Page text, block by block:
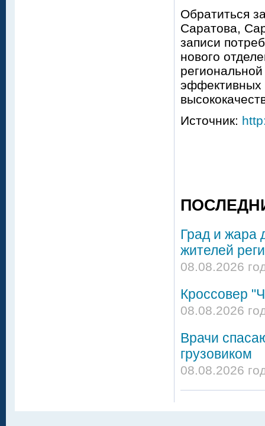
Обратиться
Саратова,
записи
нового
эффективных
Источник:
Град и жара
жителей
08.08.2026
Кроссовер
08.08.2026
Врачи
грузовиком
08.08.2026